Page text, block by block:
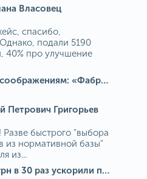
Власовец
спасибо,
подали 5190
40% про улучшение
По идейным соображениям: «Фабрика идей» на МГОКе
Петрович Григорьев
быстрого "выбора
из нормативной базы"
из...
На ОДК-Сатурн в 30 раз ускорили подбор средств измерения для контроля качества продукции